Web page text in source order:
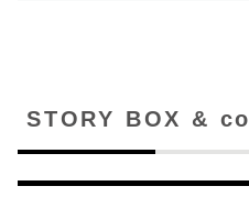
STORY BOX &